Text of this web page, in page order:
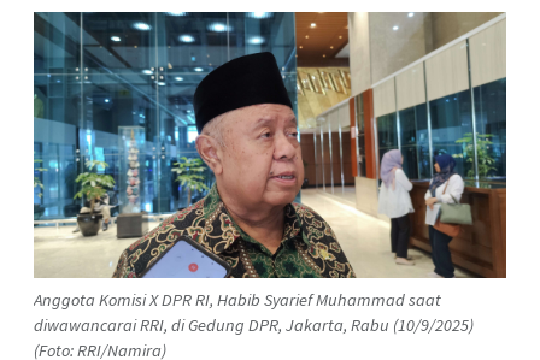
Anggota Komisi X DPR RI, Habib Syarief Muhammad saat
diwawancarai RRI, di Gedung DPR, Jakarta, Rabu (10/9/2025)
(Foto: RRI/Namira)